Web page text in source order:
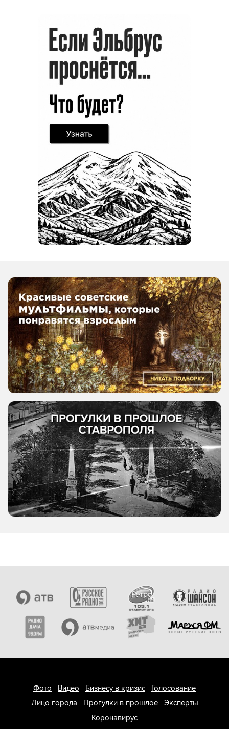
Фото Видео Бизнесу в кризис
Голосование
Лицо города
Прогулки в прошлое
Эксперты
Коронавирус